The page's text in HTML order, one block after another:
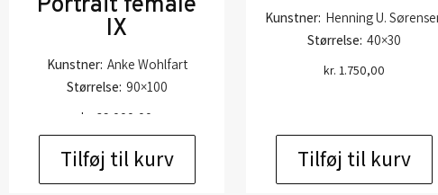
IX
Kunstner: Anke Wohlfart
Størrelse: 90×100
kr. 39.000,00
Tilføj til kurv
Kunstner: Henning U.
Størrelse: 40×30
kr. 1.750,00
Tilføj til kurv